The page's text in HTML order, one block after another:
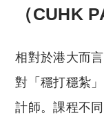
（CUHK
相對於港大而
對「穩打穩紮
計師。課程不